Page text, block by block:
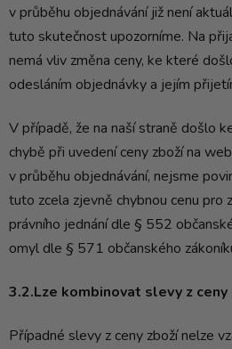
v průběhu objednávání již není
tuto skutečnost upozorníme. Na
nemá vliv změna ceny, ke které
odesláním objednávky a jejím
V případě, že na naší straně došlo
chybě při uvedení ceny zboží na
v průběhu objednávání, nejsme
tuto zcela zjevně chybnou cenu pro
právního jednání dle § 552
omyl dle § 571 občanského
3.2.Lze kombinovat slevy z ceny
Případné slevy z ceny zboží nelze